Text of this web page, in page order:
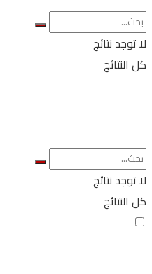
لا توجد نتائج
كل النتائج
لا توجد نتائج
كل النتائج